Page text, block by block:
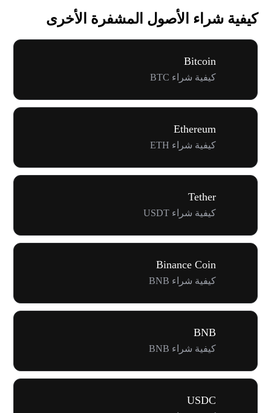
كيفية شراء الأصول المشفرة الأخرى
Bitcoin
كيفية شراء BTC
Ethereum
كيفية شراء ETH
Tether
كيفية شراء USDT
Binance Coin
كيفية شراء BNB
BNB
كيفية شراء BNB
USDC